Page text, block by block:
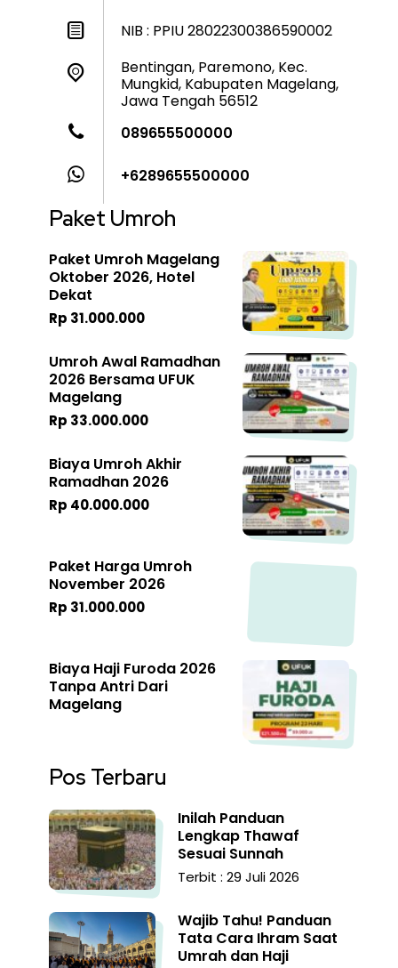
NIB : PPIU 28022300386590002
Bentingan, Paremono, Kec.
Mungkid, Kabupaten Magelang,
Jawa Tengah 56512
089655500000
+6289655500000
Paket Umroh
Paket Umroh Magelang
Oktober 2026, Hotel
Dekat
Rp 31.000.000
Umroh Awal Ramadhan
2026 Bersama UFUK
Magelang
Rp 33.000.000
Biaya Umroh Akhir
Ramadhan 2026
Rp 40.000.000
Paket Harga Umroh
November 2026
Rp 31.000.000
Biaya Haji Furoda 2026
Tanpa Antri Dari
Magelang
Pos Terbaru
Inilah Panduan
Lengkap Thawaf
Sesuai Sunnah
Terbit : 29 Juli 2026
Wajib Tahu! Panduan
Tata Cara Ihram Saat
Umrah dan Haji